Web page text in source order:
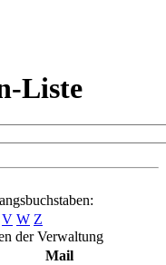
Liste
V W Z
der Verwaltung
Mail